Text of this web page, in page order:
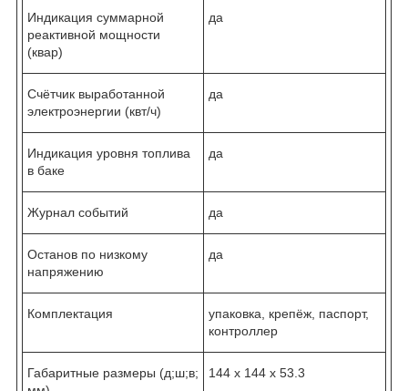
Индикация суммарной
реактивной мощности
(квар)
да
Счётчик выработанной
электроэнергии (квт/ч)
да
Индикация уровня топлива
в баке
да
Журнал событий да
Останов по низкому
напряжению
да
Комплектация
упаковка, крепёж, паспорт,
контроллер
Габаритные размеры (д;ш;в;
144 х 144 х 53.3